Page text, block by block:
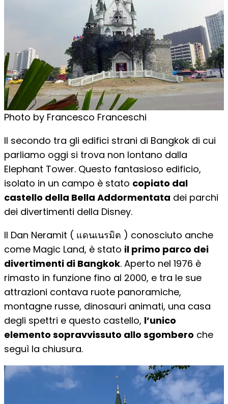
Photo by Francesco Franceschi
Il secondo tra gli edifici strani di Bangkok di cui
parliamo oggi si trova non lontano dalla
Elephant Tower. Questo fantasioso edificio,
isolato in un campo è stato copiato dal
castello della Bella Addormentata dei parchi
dei divertimenti della Disney.
Il Dan Neramit ( แดนเนรมิต ) conosciuto anche
come Magic Land, è stato il primo parco dei
divertimenti di Bangkok. Aperto nel 1976 è
rimasto in funzione fino al 2000, e tra le sue
attrazioni contava ruote panoramiche,
montagne russe, dinosauri animati, una casa
degli spettri e questo castello, l’unico
elemento sopravvissuto allo sgombero che
seguì la chiusura.